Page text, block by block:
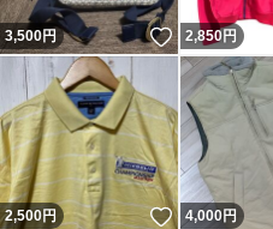
3,500円 いいね！
2,850 円
2,500円 いいね！
4,000円